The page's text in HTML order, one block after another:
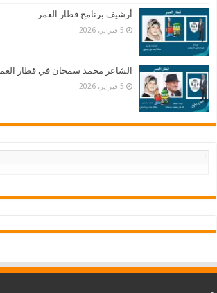
أرشيف برنامج قطار العمر
5 فبراير، 2026
الشاعر محمد سمحان في قطار
5 فبراير، 2026